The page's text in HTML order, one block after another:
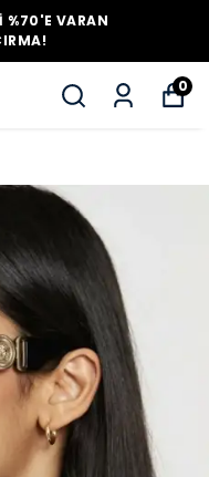
%70'E VARAN
0